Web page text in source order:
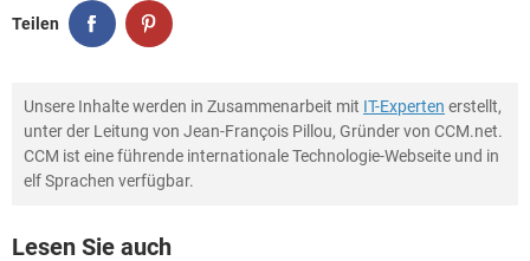
Teilen
Unsere Inhalte werden in Zusammenarbeit mit IT-Experten erstellt,
unter der Leitung von Jean-François Pillou, Gründer von CCM.net.
CCM ist eine führende internationale Technologie-Webseite und in
elf Sprachen verfügbar.
Lesen Sie auch